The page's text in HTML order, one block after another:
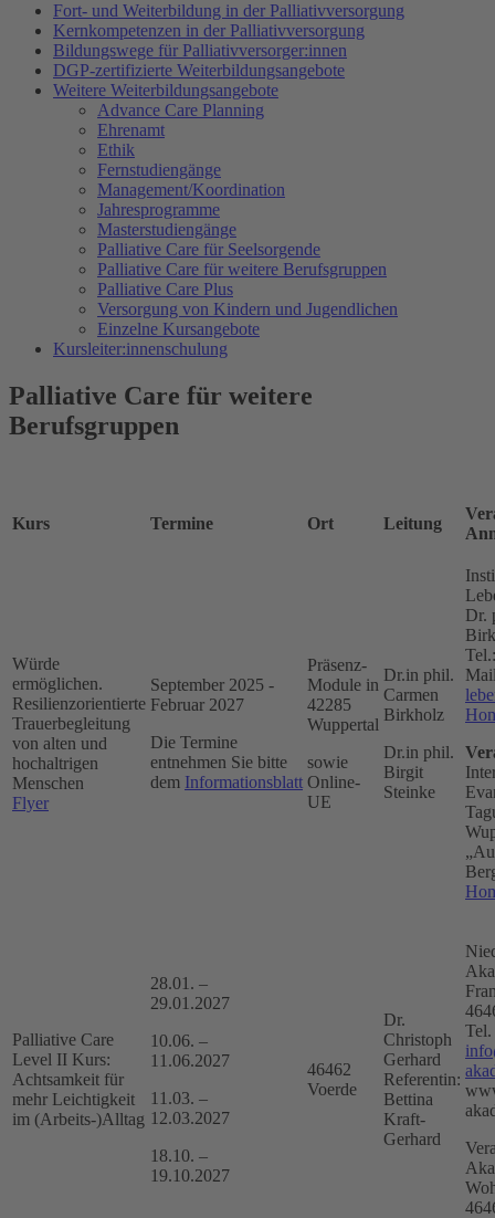
Fort- und Weiterbildung in der Palliativversorgung
Kernkompetenzen in der Palliativversorgung
Bildungswege für Palliativversorger:innen
DGP-zertifizierte Weiterbildungsangebote
Weitere Weiterbildungsangebote
Advance Care Planning
Ehrenamt
Ethik
Fernstudiengänge
Management/Koordination
Jahresprogramme
Masterstudiengänge
Palliative Care für Seelsorgende
Palliative Care für weitere Berufsgruppen
Palliative Care Plus
Versorgung von Kindern und Jugendlichen
Einzelne Kursangebote
Kursleiter:innenschulung
Palliative Care für weitere
Berufsgruppen
Kurs Termine Ort Leitung
Würde
ermöglichen.
Resilienzorientierte
Trauerbegleitung
von alten und
hochaltrigen
Menschen
Flyer
September 2025 -
Februar 2027
Die Termine
entnehmen Sie bitte
dem Informationsblatt
Präsenz-
Module in
42285
Wuppertal
sowie
Online-
UE
Dr.in phil.
Carmen
Birkholz
Dr.in phil.
Birgit
Steinke
Dr.
Palliative Care
Level II Kurs:
Achtsamkeit für
mehr Leichtigkeit
im (Arbeits-)Alltag
28.01. –
29.01.2027
10.06. –
11.06.2027
11.03. –
12.03.2027
18.10. –
19.10.2027
46462
Voerde
Dr.
Christoph
Gerhard
Referentin:
Bettina
Kraft-
Gerhard